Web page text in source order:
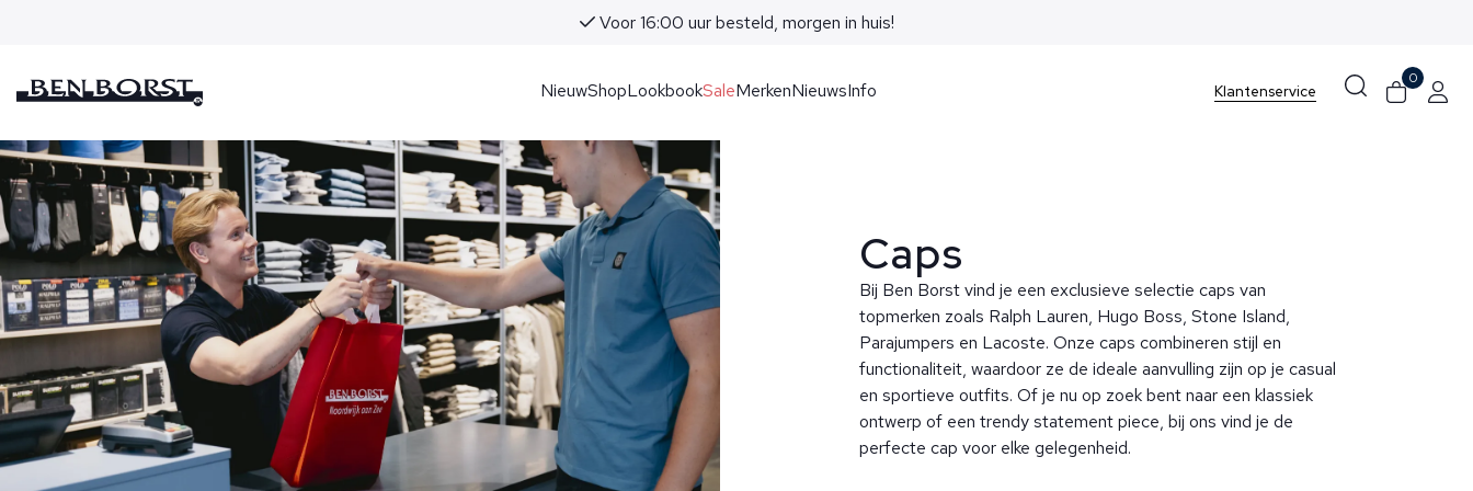
Voor 16:00 uur besteld, morgen in huis!
NieuwShopLookbookSaleMerkenNieuwsInfo Klantenservice
0
Caps
Bij Ben Borst vind je een exclusieve selectie caps van
topmerken zoals Ralph Lauren, Hugo Boss, Stone Island,
Parajumpers en Lacoste. Onze caps combineren stijl en
functionaliteit, waardoor ze de ideale aanvulling zijn op je casual
en sportieve outfits. Of je nu op zoek bent naar een klassiek
ontwerp of een trendy statement piece, bij ons vind je de
perfecte cap voor elke gelegenheid.